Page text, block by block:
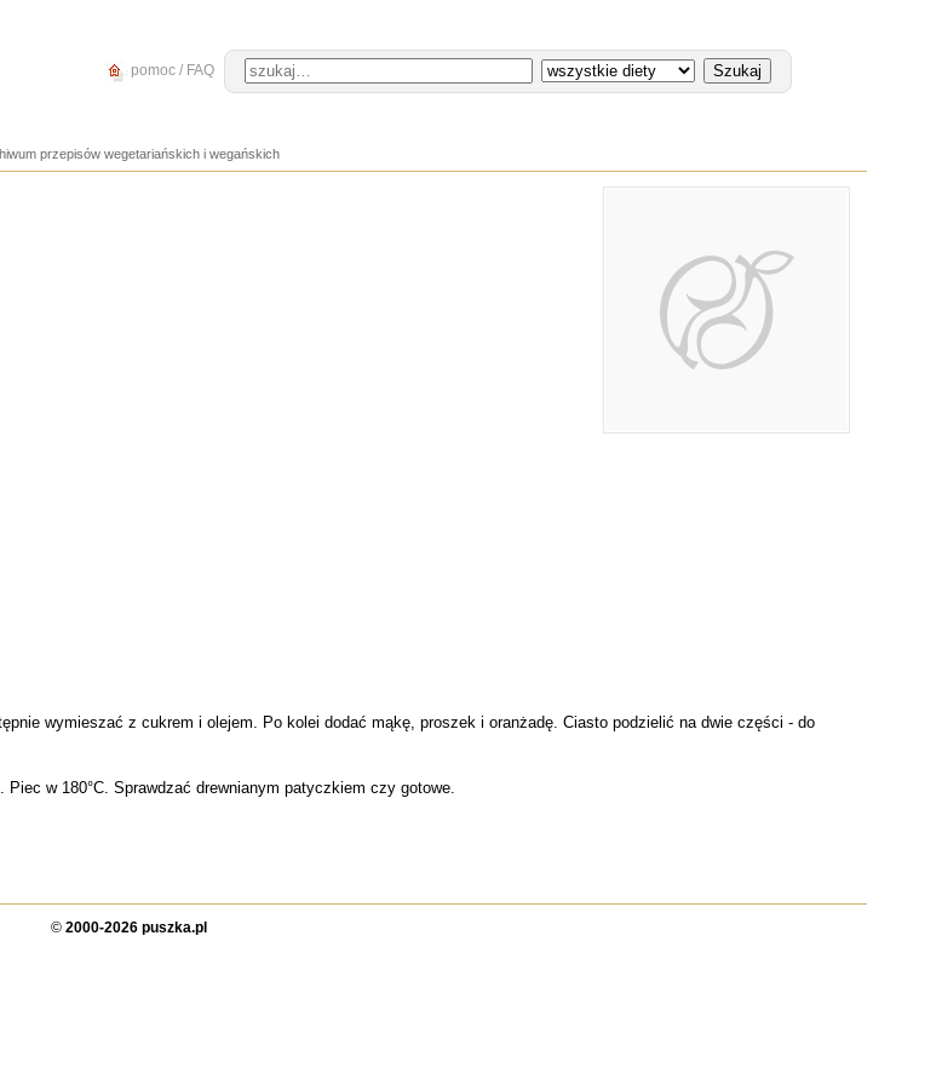
pomoc / FAQ
przepisów wegetariańskich i wegańskich
wymieszać z cukrem i olejem. Po kolei dodać mąkę, proszek i oranżadę. Ciasto podzielić na dwie części - do
w 180°C. Sprawdzać drewnianym patyczkiem czy gotowe.
© 2000-2026 puszka.pl